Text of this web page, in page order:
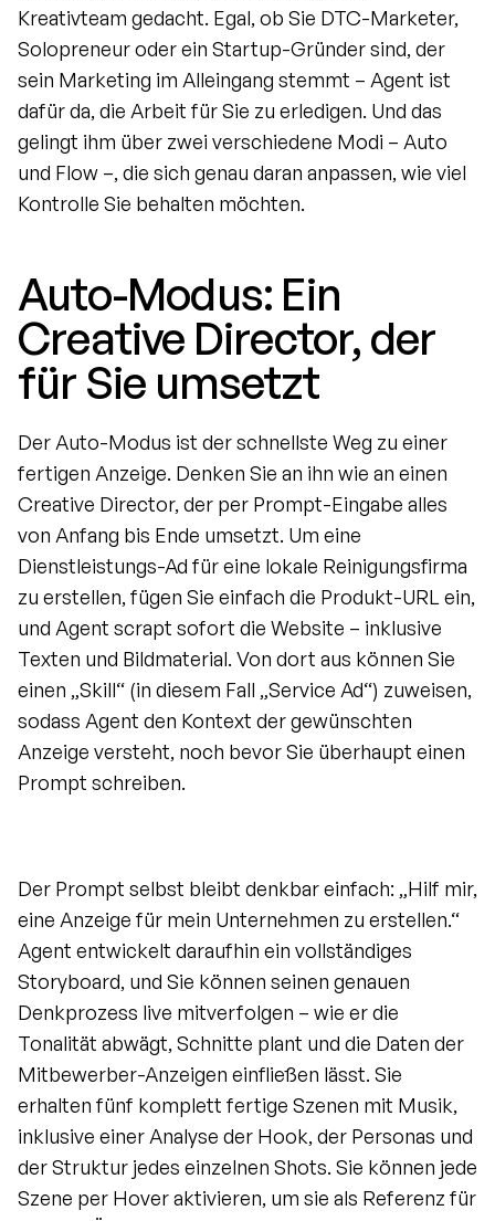
Kreativteam gedacht. Egal, ob Sie DTC-Marketer,
Solopreneur oder ein Startup-Gründer sind, der
sein Marketing im Alleingang stemmt – Agent ist
dafür da, die Arbeit für Sie zu erledigen. Und das
gelingt ihm über zwei verschiedene Modi – Auto
und Flow –, die sich genau daran anpassen, wie viel
Kontrolle Sie behalten möchten.
Auto-Modus: Ein
Creative Director, der
für Sie umsetzt
Der Auto-Modus ist der schnellste Weg zu einer
fertigen Anzeige. Denken Sie an ihn wie an einen
Creative Director, der per Prompt-Eingabe alles
von Anfang bis Ende umsetzt. Um eine
Dienstleistungs-Ad für eine lokale Reinigungsfirma
zu erstellen, fügen Sie einfach die Produkt-URL ein,
und Agent scrapt sofort die Website – inklusive
Texten und Bildmaterial. Von dort aus können Sie
einen „Skill“ (in diesem Fall „Service Ad“) zuweisen,
sodass Agent den Kontext der gewünschten
Anzeige versteht, noch bevor Sie überhaupt einen
Prompt schreiben.
Der Prompt selbst bleibt denkbar einfach: „Hilf mir,
eine Anzeige für mein Unternehmen zu erstellen.“
Agent entwickelt daraufhin ein vollständiges
Storyboard, und Sie können seinen genauen
Denkprozess live mitverfolgen – wie er die
Tonalität abwägt, Schnitte plant und die Daten der
Mitbewerber-Anzeigen einfließen lässt. Sie
erhalten fünf komplett fertige Szenen mit Musik,
inklusive einer Analyse der Hook, der Personas und
der Struktur jedes einzelnen Shots. Sie können jede
Szene per Hover aktivieren, um sie als Referenz für